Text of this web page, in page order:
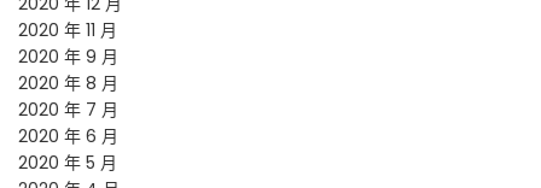
2020 年 11 月
2020 年 9 月
2020 年 8 月
2020 年 7 月
2020 年 6 月
2020 年 5 月